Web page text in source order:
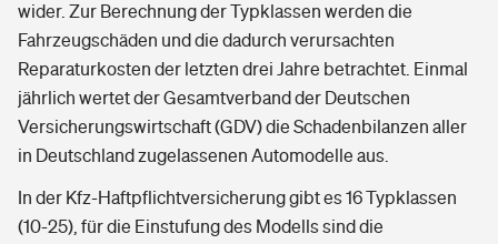
wider. Zur Berechnung der Typklassen werden die
Fahrzeugschäden und die dadurch verursachten
Reparaturkosten der letzten drei Jahre betrachtet. Einmal
jährlich wertet der Gesamtverband der Deutschen
Versicherungswirtschaft (GDV) die Schadenbilanzen aller
in Deutschland zugelassenen Automodelle aus.
In der Kfz-Haftpflichtversicherung gibt es 16 Typklassen
(10-25), für die Einstufung des Modells sind die